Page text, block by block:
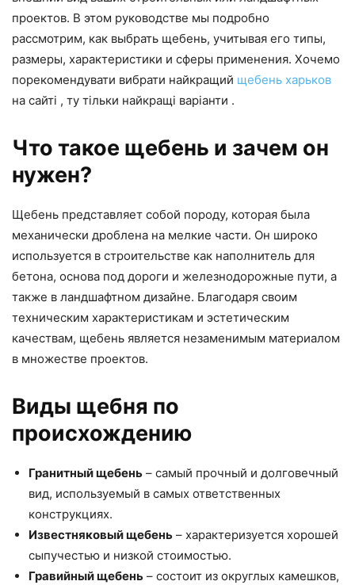
проектов. В этом руководстве мы подробно
рассмотрим, как выбрать щебень, учитывая его типы,
размеры, характеристики и сферы применения. Хочемо
порекомендувати вибрати найкращий щебень харьков
на сайті , ту тільки найкращі варіанти .
Что такое щебень и зачем он
нужен?
Щебень представляет собой породу, которая была
механически дроблена на мелкие части. Он широко
используется в строительстве как наполнитель для
бетона, основа под дороги и железнодорожные пути, а
также в ландшафтном дизайне. Благодаря своим
техническим характеристикам и эстетическим
качествам, щебень является незаменимым материалом
в множестве проектов.
Виды щебня по
происхождению
Гранитный щебень – самый прочный и долговечный
вид, используемый в самых ответственных
конструкциях.
Известняковый щебень – характеризуется хорошей
сыпучестью и низкой стоимостью.
Гравийный щебень – состоит из округлых камешков,